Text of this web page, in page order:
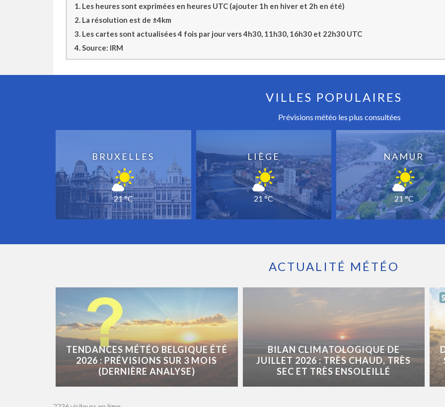
1. Les heures sont exprimées en heures UTC (ajouter 1h en hiver et 2h en été)
2. La résolution est de ±4km
3. Les cartes sont actualisées 4 fois par jour vers 4h30, 11h30, 16h30 et 22h30 UTC
4. Source: IRM
VILLES POPULAIRES
Prévisions météo les plus consultées
BRUXELLES
21 °C
LIÈGE
21 °C
NAMUR
21 °C
ACTUALITÉ MÉTÉO
TENDANCES MÉTÉO BELGIQUE ÉTÉ
2026 : PRÉVISIONS SUR 3 MOIS
(DERNIÈRE ANALYSE)
BILAN CLIMATOLOGIQUE DE
JUILLET 2026 : TRÈS CHAUD, TRÈS
SEC ET TRÈS ENSOLEILLÉ